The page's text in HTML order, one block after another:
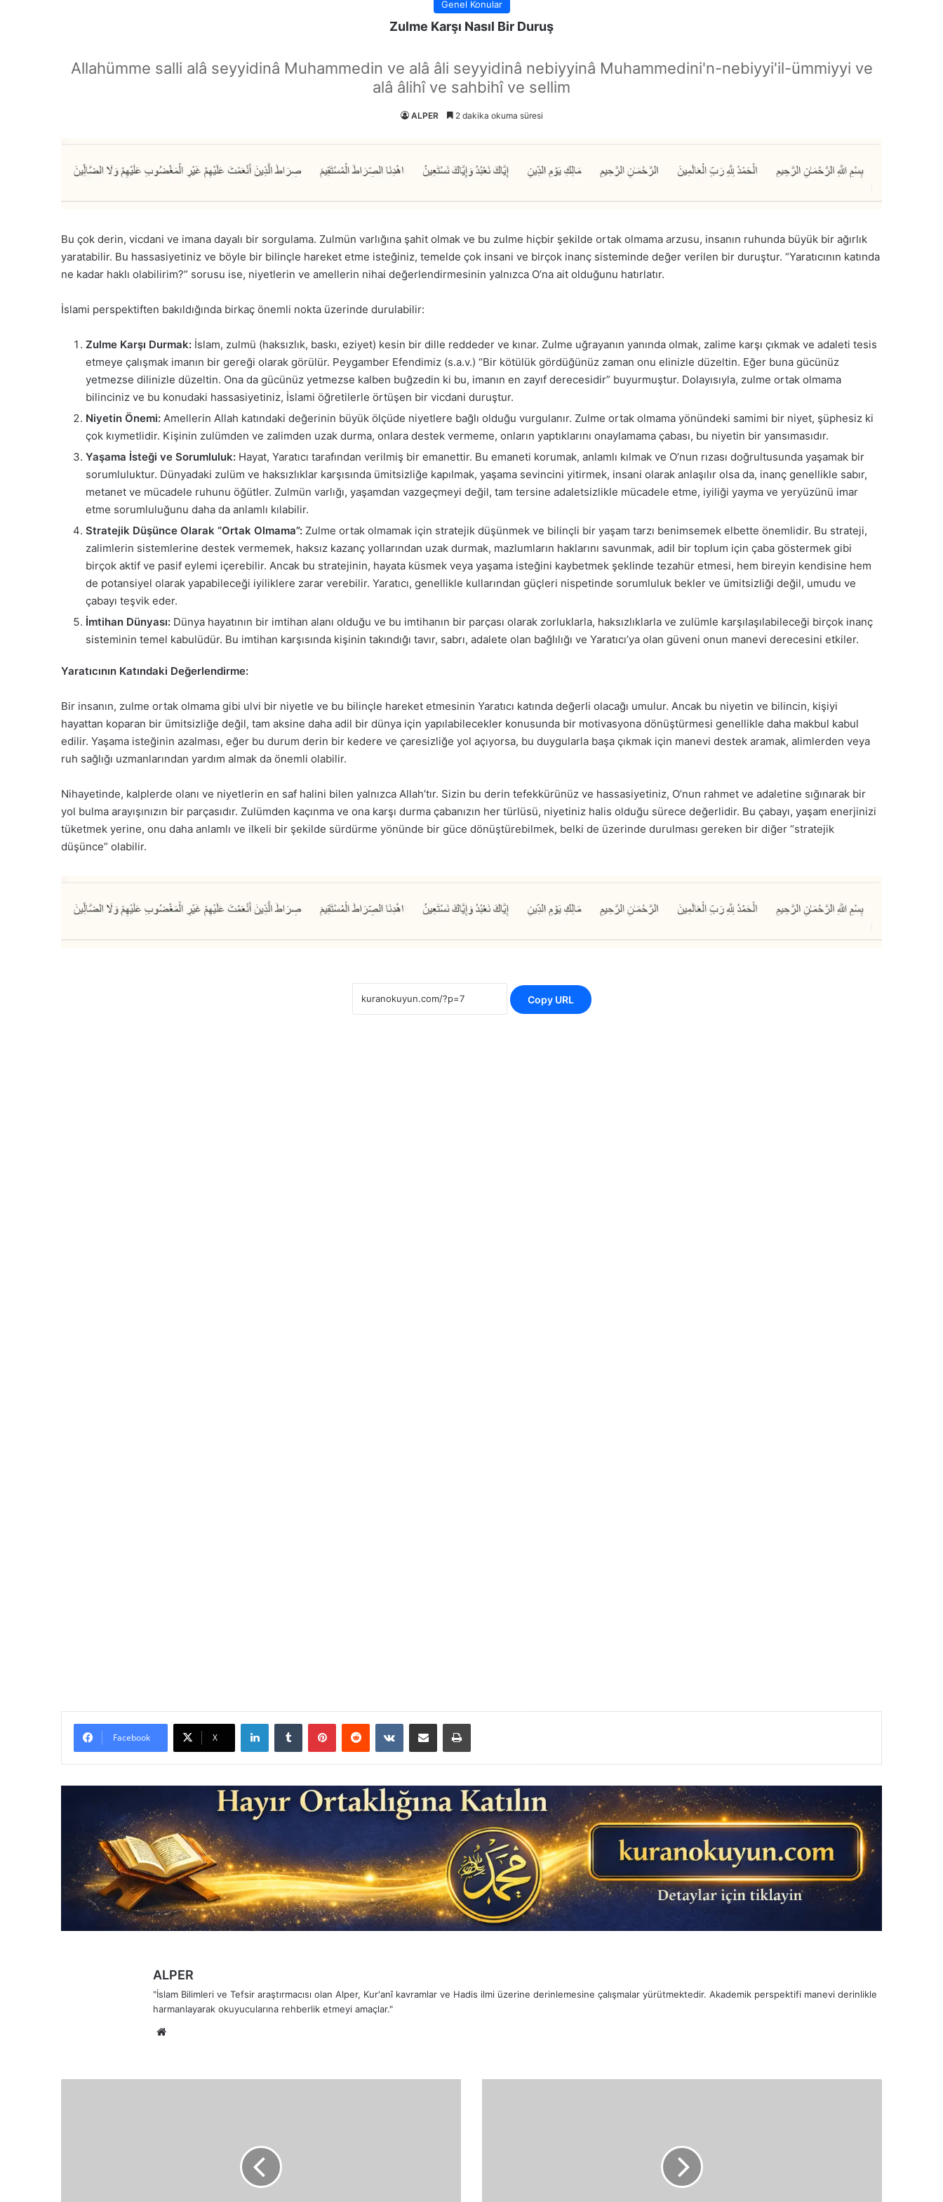
Genel Konular
Zulme Karşı Nasıl Bir Duruş
Allahümme salli alâ seyyidinâ Muhammedin ve alâ âli seyyidinâ nebiyyinâ Muhammedini'n-nebiyyi'il-ümmiyyi ve
alâ âlihî ve sahbihî ve sellim
ALPER 2 dakika okuma süresi
Bu çok derin, vicdani ve imana dayalı bir sorgulama. Zulmün varlığına şahit olmak ve bu zulme hiçbir şekilde ortak olmama arzusu, insanın ruhunda büyük bir ağırlık
yaratabilir. Bu hassasiyetiniz ve böyle bir bilinçle hareket etme isteğiniz, temelde çok insani ve birçok inanç sisteminde değer verilen bir duruştur. “Yaratıcının katında
ne kadar haklı olabilirim?” sorusu ise, niyetlerin ve amellerin nihai değerlendirmesinin yalnızca O’na ait olduğunu hatırlatır.
İslami perspektiften bakıldığında birkaç önemli nokta üzerinde durulabilir:
Zulme Karşı Durmak: İslam, zulmü (haksızlık, baskı, eziyet) kesin bir dille reddeder ve kınar. Zulme uğrayanın yanında olmak, zalime karşı çıkmak ve adaleti tesis
etmeye çalışmak imanın bir gereği olarak görülür. Peygamber Efendimiz (s.a.v.) “Bir kötülük gördüğünüz zaman onu elinizle düzeltin. Eğer buna gücünüz
yetmezse dilinizle düzeltin. Ona da gücünüz yetmezse kalben buğzedin ki bu, imanın en zayıf derecesidir” buyurmuştur. Dolayısıyla, zulme ortak olmama
bilinciniz ve bu konudaki hassasiyetiniz, İslami öğretilerle örtüşen bir vicdani duruştur.
Niyetin Önemi: Amellerin Allah katındaki değerinin büyük ölçüde niyetlere bağlı olduğu vurgulanır. Zulme ortak olmama yönündeki samimi bir niyet, şüphesiz ki
çok kıymetlidir. Kişinin zulümden ve zalimden uzak durma, onlara destek vermeme, onların yaptıklarını onaylamama çabası, bu niyetin bir yansımasıdır.
Yaşama İsteği ve Sorumluluk: Hayat, Yaratıcı tarafından verilmiş bir emanettir. Bu emaneti korumak, anlamlı kılmak ve O’nun rızası doğrultusunda yaşamak bir
sorumluluktur. Dünyadaki zulüm ve haksızlıklar karşısında ümitsizliğe kapılmak, yaşama sevincini yitirmek, insani olarak anlaşılır olsa da, inanç genellikle sabır,
metanet ve mücadele ruhunu öğütler. Zulmün varlığı, yaşamdan vazgeçmeyi değil, tam tersine adaletsizlikle mücadele etme, iyiliği yayma ve yeryüzünü imar
etme sorumluluğunu daha da anlamlı kılabilir.
Stratejik Düşünce Olarak “Ortak Olmama”: Zulme ortak olmamak için stratejik düşünmek ve bilinçli bir yaşam tarzı benimsemek elbette önemlidir. Bu strateji,
zalimlerin sistemlerine destek vermemek, haksız kazanç yollarından uzak durmak, mazlumların haklarını savunmak, adil bir toplum için çaba göstermek gibi
birçok aktif ve pasif eylemi içerebilir. Ancak bu stratejinin, hayata küsmek veya yaşama isteğini kaybetmek şeklinde tezahür etmesi, hem bireyin kendisine hem
de potansiyel olarak yapabileceği iyiliklere zarar verebilir. Yaratıcı, genellikle kullarından güçleri nispetinde sorumluluk bekler ve ümitsizliği değil, umudu ve
çabayı teşvik eder.
İmtihan Dünyası: Dünya hayatının bir imtihan alanı olduğu ve bu imtihanın bir parçası olarak zorluklarla, haksızlıklarla ve zulümle karşılaşılabileceği birçok inanç
sisteminin temel kabulüdür. Bu imtihan karşısında kişinin takındığı tavır, sabrı, adalete olan bağlılığı ve Yaratıcı’ya olan güveni onun manevi derecesini etkiler.
Yaratıcının Katındaki Değerlendirme:
Bir insanın, zulme ortak olmama gibi ulvi bir niyetle ve bu bilinçle hareket etmesinin Yaratıcı katında değerli olacağı umulur. Ancak bu niyetin ve bilincin, kişiyi
hayattan koparan bir ümitsizliğe değil, tam aksine daha adil bir dünya için yapılabilecekler konusunda bir motivasyona dönüştürmesi genellikle daha makbul kabul
edilir. Yaşama isteğinin azalması, eğer bu durum derin bir kedere ve çaresizliğe yol açıyorsa, bu duygularla başa çıkmak için manevi destek aramak, alimlerden veya
ruh sağlığı uzmanlarından yardım almak da önemli olabilir.
Nihayetinde, kalplerde olanı ve niyetlerin en saf halini bilen yalnızca Allah’tır. Sizin bu derin tefekkürünüz ve hassasiyetiniz, O’nun rahmet ve adaletine sığınarak bir
yol bulma arayışınızın bir parçasıdır. Zulümden kaçınma ve ona karşı durma çabanızın her türlüsü, niyetiniz halis olduğu sürece değerlidir. Bu çabayı, yaşam enerjinizi
tüketmek yerine, onu daha anlamlı ve ilkeli bir şekilde sürdürme yönünde bir güce dönüştürebilmek, belki de üzerinde durulması gereken bir diğer “stratejik
düşünce” olabilir.
Copy URL
Facebook X
LinkedInTumblr PinterestReddit VKontakteE-Posta ile paylaş Yazdır
ALPER
"İslam Bilimleri ve Tefsir araştırmacısı olan Alper, Kur'anî kavramlar ve Hadis ilmi üzerine derinlemesine çalışmalar yürütmektedir. Akademik perspektifi manevi derinlikle
harmanlayarak okuyucularına rehberlik etmeyi amaçlar."